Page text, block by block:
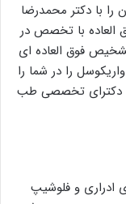
را با دکتر محمدرضا
العاده با تخصص در
فوق العاده ای
را در شما را
دکترای تخصصی طب
ادراری و فلوشیپ